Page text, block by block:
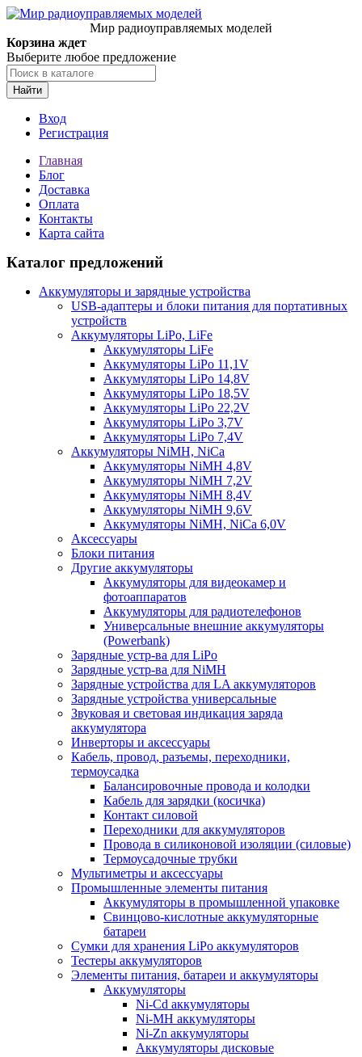
Мир радиоуправляемых моделей
Корзина ждет
Выберите любое предложение
Найти
Вход
Регистрация
Главная
Блог
Доставка
Оплата
Контакты
Карта сайта
Каталог предложений
Аккумуляторы и зарядные устройства
USB-адаптеры и блоки питания для портативных
устройств
Аккумуляторы LiPo, LiFe
Аккумуляторы LiFe
Аккумуляторы LiPo 11,1V
Аккумуляторы LiPo 14,8V
Аккумуляторы LiPo 18,5V
Аккумуляторы LiPo 22,2V
Аккумуляторы LiPo 3,7V
Аккумуляторы LiPo 7,4V
Аккумуляторы NiMH, NiCa
Аккумуляторы NiMH 4,8V
Аккумуляторы NiMH 7,2V
Аккумуляторы NiMH 8,4V
Аккумуляторы NiMH 9,6V
Аккумуляторы NiMH, NiCa 6,0V
Аксессуары
Блоки питания
Другие аккумуляторы
Аккумуляторы для видеокамер и
фотоаппаратов
Аккумуляторы для радиотелефонов
Универсальные внешние аккумуляторы
(Powerbank)
Зарядные устр-ва для LiPo
Зарядные устр-ва для NiMH
Зарядные устройства для LA аккумуляторов
Зарядные устройства универсальные
Звуковая и световая индикация заряда
аккумулятора
Инверторы и аксессуары
Кабель, провод, разъемы, переходники,
термоусадка
Балансировочные провода и колодки
Кабель для зарядки (косичка)
Контакт силовой
Переходники для аккумуляторов
Провода в силиконовой изоляции (силовые)
Термоусадочные трубки
Мультиметры и аксессуары
Промышленные элементы питания
Аккумуляторы в промышленной упаковке
Свинцово-кислотные аккумуляторные
батареи
Сумки для хранения LiPo аккумуляторов
Тестеры аккумуляторов
Элементы питания, батареи и аккумуляторы
Аккумуляторы
Ni-Cd аккумуляторы
Ni-MH аккумуляторы
Ni-Zn аккумуляторы
Аккумуляторы дисковые